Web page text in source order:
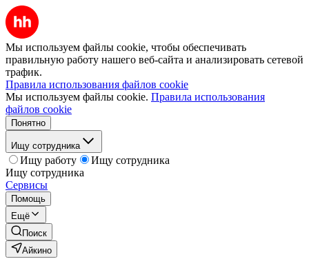
Мы используем файлы cookie, чтобы обеспечивать
правильную работу нашего веб-сайта и анализировать сетевой
трафик.
Правила использования файлов cookie
Мы используем файлы cookie. Правила использования
файлов cookie
Понятно
Ищу сотрудника
Ищу работу
Ищу сотрудника
Ищу сотрудника
Сервисы
Помощь
Ещё
Поиск
Айкино